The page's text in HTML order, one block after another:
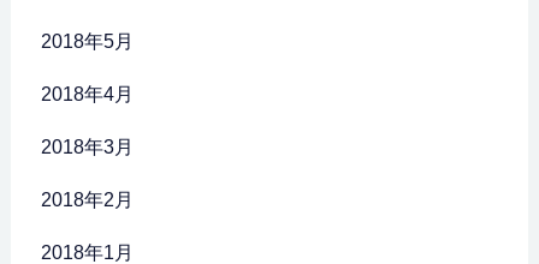
2018年5月
2018年4月
2018年3月
2018年2月
2018年1月